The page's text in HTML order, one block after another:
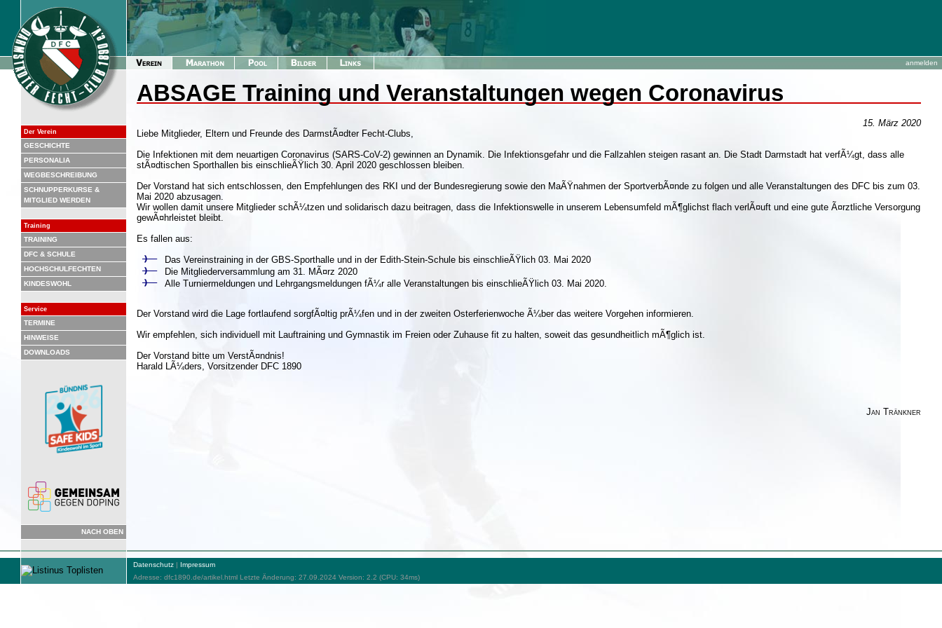
anmelden
Der Verein
GESCHICHTE
PERSONALIA
WEGBESCHREIBUNG
SCHNUPPERKURSE &
MITGLIED WERDEN
Training
TRAINING
DFC & SCHULE
HOCHSCHULFECHTEN
KINDESWOHL
Service
TERMINE
HINWEISE
DOWNLOADS
ABSAGE Training und Veranstaltungen wegen Coronavirus
15. März 2020
Liebe Mitglieder, Eltern und Freunde des DarmstÃ¤dter Fecht-Clubs,
Die Infektionen mit dem neuartigen Coronavirus (SARS-CoV-2) gewinnen an Dynamik. Die Infektionsgefahr und die Fallzahlen steigen rasant an. Die Stadt Darmstadt hat verfÃ¼gt, dass alle
stÃ¤dtischen Sporthallen bis einschlieÃŸlich 30. April 2020 geschlossen bleiben.
Der Vorstand hat sich entschlossen, den Empfehlungen des RKI und der Bundesregierung sowie den MaÃŸnahmen der SportverbÃ¤nde zu folgen und alle Veranstaltungen des DFC bis zum 03.
Mai 2020 abzusagen.
Wir wollen damit unsere Mitglieder schÃ¼tzen und solidarisch dazu beitragen, dass die Infektionswelle in unserem Lebensumfeld mÃ¶glichst flach verlÃ¤uft und eine gute Ã¤rztliche Versorgung
gewÃ¤hrleistet bleibt.
Es fallen aus:
Das Vereinstraining in der GBS-Sporthalle und in der Edith-Stein-Schule bis einschlieÃŸlich 03. Mai 2020
Die Mitgliederversammlung am 31. MÃ¤rz 2020
Alle Turniermeldungen und Lehrgangsmeldungen fÃ¼r alle Veranstaltungen bis einschlieÃŸlich 03. Mai 2020.
Der Vorstand wird die Lage fortlaufend sorgfÃ¤ltig prÃ¼fen und in der zweiten Osterferienwoche Ã¼ber das weitere Vorgehen informieren.
Wir empfehlen, sich individuell mit Lauftraining und Gymnastik im Freien oder Zuhause fit zu halten, soweit das gesundheitlich mÃ¶glich ist.
Der Vorstand bitte um VerstÃ¤ndnis!
Harald LÃ¼ders, Vorsitzender DFC 1890
Jan Tränkner
NACH OBEN
Datenschutz | Impressum
Adresse: dfc1890.de/artikel.html Letzte Änderung: 27.09.2024 Version: 2.2 (CPU: 34ms)